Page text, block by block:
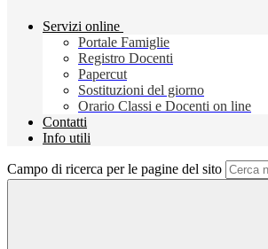
Servizi online
Portale Famiglie
Registro Docenti
Papercut
Sostituzioni del giorno
Orario Classi e Docenti on line
Contatti
Info utili
Campo di ricerca per le pagine del sito